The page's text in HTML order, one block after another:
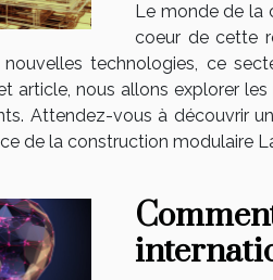
Le monde de la
coeur de cette
nouvelles technologies, ce
article, nous allons explorer
Attendez-vous à découvrir
de la construction modulaire